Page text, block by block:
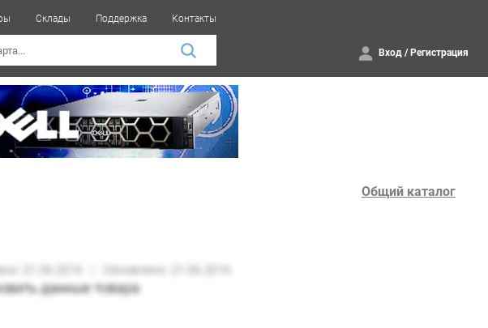
Склады Поддержка Контакты
Вход / Регистрация
Общий каталог